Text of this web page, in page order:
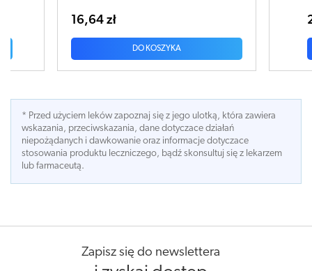
* Przed użyciem leków zapoznaj się z jego ulotką, która zawiera
wskazania, przeciwskazania, dane dotyczace działań
niepożądanych i dawkowanie oraz informacje dotyczace
stosowania produktu leczniczego, bądź skonsultuj się z lekarzem
lub farmaceutą.
Zapisz się do newslettera